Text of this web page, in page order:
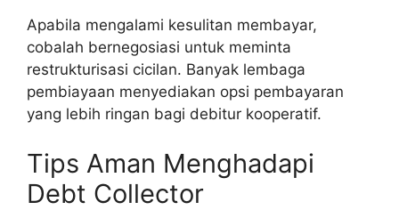
Apabila mengalami kesulitan membayar,
cobalah bernegosiasi untuk meminta
restrukturisasi cicilan. Banyak lembaga
pembiayaan menyediakan opsi pembayaran
yang lebih ringan bagi debitur kooperatif.
Tips Aman Menghadapi
Debt Collector